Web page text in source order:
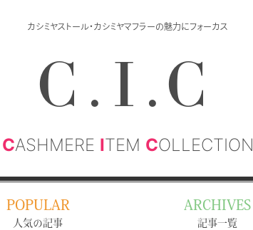
カシミヤストール・カシミヤマフラーの魅力にフォーカス
C.I.C
CASHMERE ITEM COLLECTION
POPULAR
人気の記事
ARCHIVES
記事一覧